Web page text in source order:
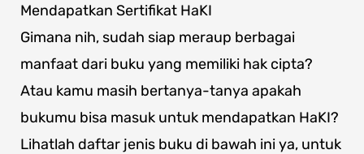
Mendapatkan Sertifikat HaKI
Gimana nih, sudah siap meraup berbagai
manfaat dari buku yang memiliki hak cipta?
Atau kamu masih bertanya-tanya apakah
bukumu bisa masuk untuk mendapatkan HaKI?
Lihatlah daftar jenis buku di bawah ini ya, untuk